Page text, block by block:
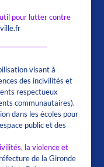
pour lutter contre
visant à
des incivilités et
respectueux
communautaires).
dans les écoles pour
public et des
la violence et
de la Gironde